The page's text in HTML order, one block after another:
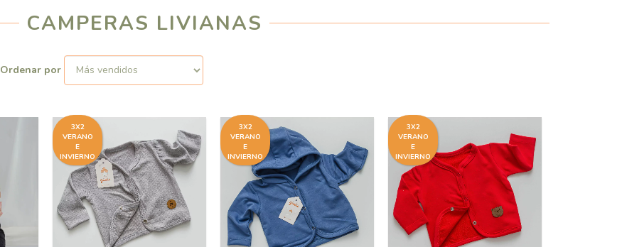
CAMPERAS LIVIANAS
Ordenar por
3X2
VERANO
E
INVIERNO
3X2
VERANO
E
INVIERNO
3X2
VERANO
E
INVIERNO